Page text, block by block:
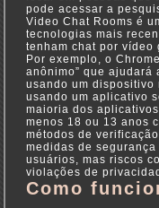
pode acessar a
Video Chat Rooms é
tecnologias mais
tenham chat por vídeo
Por exemplo, o
anônimo” que
usando um dispositivo
usando um aplicativo
maioria dos
menos 18 ou 13 anos
métodos de
medidas de
usuários, mas riscos
violações de
Como